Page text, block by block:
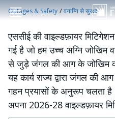
Skip to main content
Outages & Safety /वनाग्नि से सुरक्षा
एससीई की वाइल्डफ़ायर
गई है जो हम उच्च अग्नि जोखिम
से जुड़े जंगल की आग के जोखिम
यह कार्य राज्य द्वारा जंगल की
गहन प्रयासों के अनुरूप चलता
अपना 2026-28 वाइल्डफ़ायर